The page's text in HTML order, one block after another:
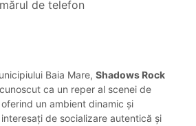
de telefon
Baia Mare, Shadows Rock
ca un reper al scenei de
un ambient dinamic și
de socializare autentică și